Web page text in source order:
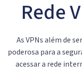
Rede
As VPNs além de
poderosa para a
acessar a rede